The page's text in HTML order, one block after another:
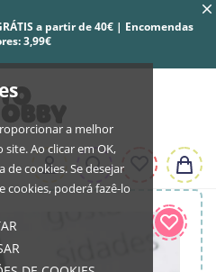
a melhor
Ao clicar em OK,
de cookies. Se desejar
cookies, poderá fazê-lo
a partir de 40€ | Encomendas
3,99€